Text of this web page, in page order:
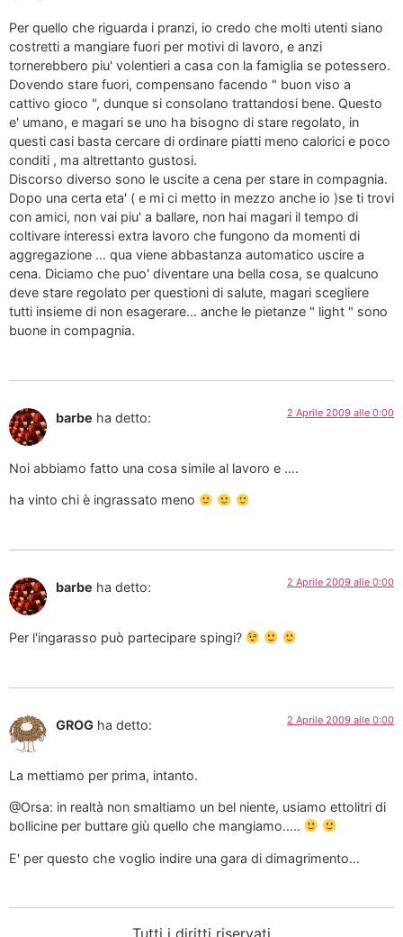
Per quello che riguarda i pranzi, io credo che molti utenti siano
costretti a mangiare fuori per motivi di lavoro, e anzi
tornerebbero piu' volentieri a casa con la famiglia se potessero.
Dovendo stare fuori, compensano facendo " buon viso a
cattivo gioco ", dunque si consolano trattandosi bene. Questo
e' umano, e magari se uno ha bisogno di stare regolato, in
questi casi basta cercare di ordinare piatti meno calorici e poco
conditi , ma altrettanto gustosi.
Discorso diverso sono le uscite a cena per stare in compagnia.
Dopo una certa eta' ( e mi ci metto in mezzo anche io )se ti trovi
con amici, non vai piu' a ballare, non hai magari il tempo di
coltivare interessi extra lavoro che fungono da momenti di
aggregazione … qua viene abbastanza automatico uscire a
cena. Diciamo che puo' diventare una bella cosa, se qualcuno
deve stare regolato per questioni di salute, magari scegliere
tutti insieme di non esagerare… anche le pietanze " light " sono
buone in compagnia.
barbe ha detto: 2 Aprile 2009 alle 0:00
Noi abbiamo fatto una cosa simile al lavoro e ….
ha vinto chi è ingrassato meno
barbe ha detto: 2 Aprile 2009 alle 0:00
Per l'ingarasso può partecipare spingi?
GROG ha detto: 2 Aprile 2009 alle 0:00
La mettiamo per prima, intanto.
@Orsa: in realtà non smaltiamo un bel niente, usiamo ettolitri di
bollicine per buttare giù quello che mangiamo…..
E' per questo che voglio indire una gara di dimagrimento…